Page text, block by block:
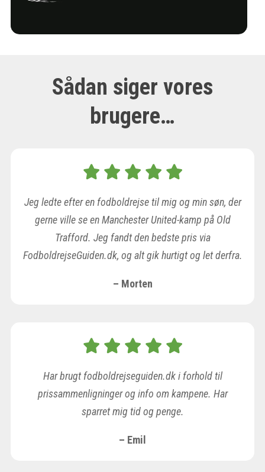
Sådan siger vores
brugere…
Jeg ledte efter en fodboldrejse til mig og min søn, der
gerne ville se en Manchester United-kamp på Old
Trafford. Jeg fandt den bedste pris via
FodboldrejseGuiden.dk, og alt gik hurtigt og let derfra.
– Morten
Har brugt fodboldrejseguiden.dk i forhold til
prissammenligninger og info om kampene. Har
sparret mig tid og penge.
– Emil